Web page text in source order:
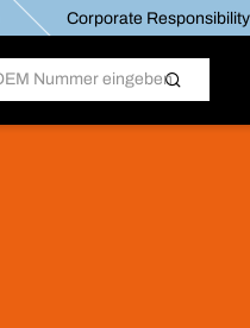
Corporate Responsibility